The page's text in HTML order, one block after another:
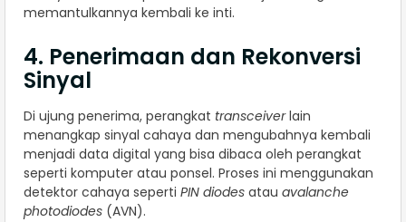
memantulkannya kembali ke inti.
4. Penerimaan dan Rekonversi
Sinyal
Di ujung penerima, perangkat transceiverlain
menangkap sinyal cahaya dan mengubahnya kembali
menjadi data digital yang bisa dibaca oleh perangkat
seperti komputer atau ponsel. Proses ini menggunakan
detektor cahaya seperti PIN diodes atau avalanche
photodiodes (AVN).